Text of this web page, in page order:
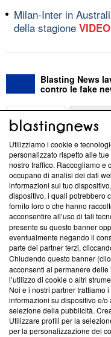
Milan-Inter in
della stagione VIDEO
Blasting News
contro le fake
ABOUT
Questa sezione offre
News, sui nostri
creare news di qualità.
‘Trust Project - News
ancora membro del
parte; Trust Project non
conformità agli standard.
Su di noi
Team editoriale
Corporate
Redazione
Utilizziamo i cookie e
personalizzato rispetto alle
nostro traffico. Raccogliamo e
occupano di analisi dei dati
informazioni sul tuo
dispositivo, i quali potrebbero
fornito loro o che hanno
acconsentire all’uso di tali
presente su questo banner
eventualmente negando il
parte dei partner terzi,
Chiudendo questo banner
acconsenti al permanere
l’utilizzo di cookie o altri
Noi e i nostri partner trattiamo
informazioni su dispositivo e/
selezione della pubblicità.
Utilizzare profili per la
per la personalizzazione dei